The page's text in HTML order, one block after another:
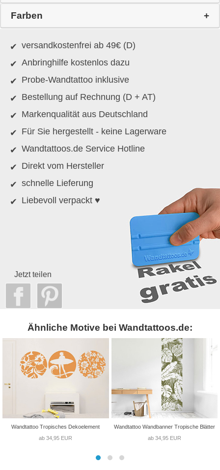
Farben
versandkostenfrei ab 49€ (D)
Anbringhilfe kostenlos dazu
Probe-Wandtattoo inklusive
Bestellung auf Rechnung (D + AT)
Markenqualität aus Deutschland
Für Sie hergestellt - keine Lagerware
Wandtattoos.de Service Hotline
Direkt vom Hersteller
schnelle Lieferung
Liebevoll verpackt ♥
Jetzt teilen
Ähnliche Motive bei Wandtattoos.de:
Wandtattoo Tropisches Dekoelement
ab 34,95 EUR
Wandtattoo Wandbanner Tropische Blätter
ab 34,95 EUR